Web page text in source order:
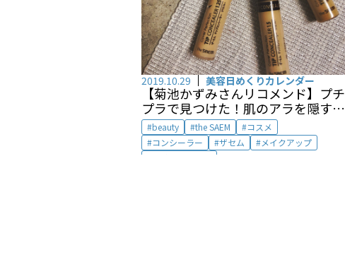
2019.10.29 美容日めくりカレンダー
【菊池かずみさんリコメンド】プチ
プラで見つけた！肌のアラを隠す、
天才的コンシーラー
beauty the SAEM
コスメ
コンシーラー
ザセム
メイクアップ